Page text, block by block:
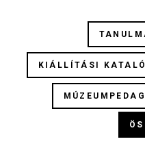
KIÁLLÍTÁSI